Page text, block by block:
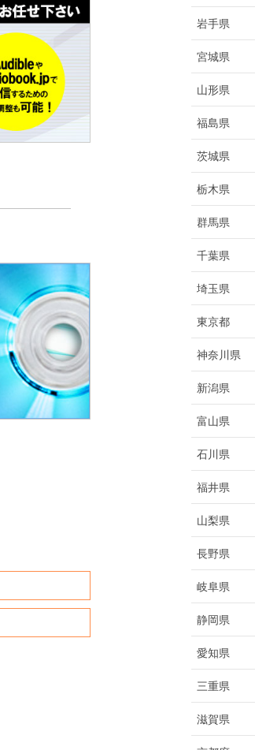
岩手県
宮城県
山形県
福島県
茨城県
栃木県
群馬県
千葉県
埼玉県
東京都
神奈川県
新潟県
富山県
石川県
福井県
山梨県
長野県
岐阜県
静岡県
愛知県
三重県
滋賀県